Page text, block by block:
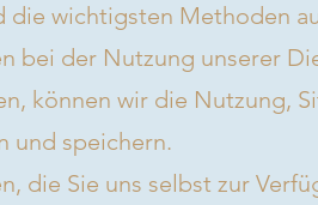
die wichtigsten Methoden
bei der Nutzung unserer
können wir die Nutzung,
und speichern.
die Sie uns selbst zur